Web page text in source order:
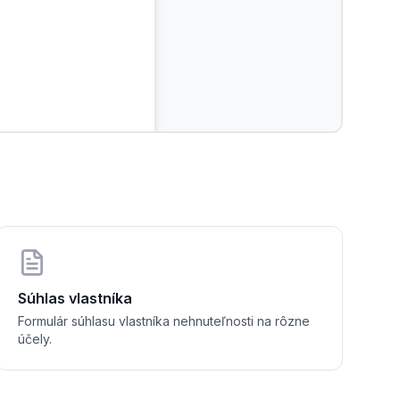
Súhlas vlastníka
Formulár súhlasu vlastníka nehnuteľnosti na rôzne
účely.